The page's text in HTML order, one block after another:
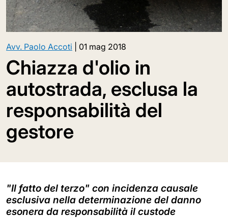
Avv. Paolo Accoti 01 mag 2018
Chiazza d'olio in
autostrada, esclusa la
responsabilità del
gestore
"Il fatto del terzo" con incidenza causale
esclusiva nella determinazione del danno
esonera da responsabilità il custode